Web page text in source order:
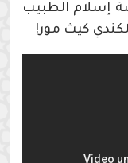
إسلام الطبيب
كيث مور!